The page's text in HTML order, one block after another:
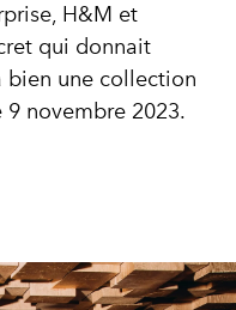
H&M et
qui donnait
bien une collection
novembre 2023.